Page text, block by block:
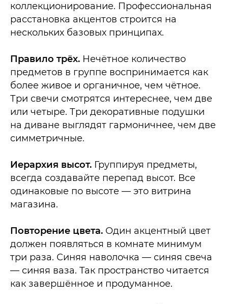
коллекционирование. Профессиональная
расстановка акцентов строится на
нескольких базовых принципах.
Правило трёх. Нечётное количество
предметов в группе воспринимается как
более живое и органичное, чем чётное.
Три свечи смотрятся интереснее, чем две
или четыре. Три декоративные подушки
на диване выглядят гармоничнее, чем две
симметричные.
Иерархия высот. Группируя предметы,
всегда создавайте перепад высот. Все
одинаковые по высоте — это витрина
магазина.
Повторение цвета. Один акцентный цвет
должен появляться в комнате минимум
три раза. Синяя наволочка — синяя свеча
— синяя ваза. Так пространство читается
как завершённое и продуманное.